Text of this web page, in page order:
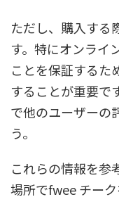
ただし、購入する
す。特にオンライ
ことを保証するた
することが重要で
で他のユーザーの
う。
これらの情報を参
場所でfwee チー